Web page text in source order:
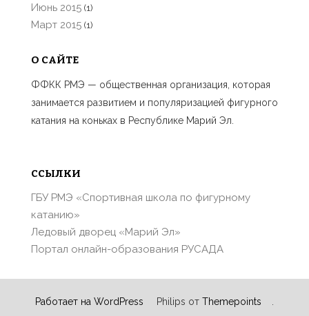
Июнь 2015 (1)
Март 2015 (1)
О САЙТЕ
ФФКК РМЭ — общественная организация, которая
занимается развитием и популяризацией фигурного
катания на коньках в Республике Марий Эл.
ССЫЛКИ
ГБУ РМЭ «Спортивная школа по фигурному
катанию»
Ледовый дворец «Марий Эл»
Портал онлайн-образования РУСАДА
Работает на WordPress Philips от Themepoints